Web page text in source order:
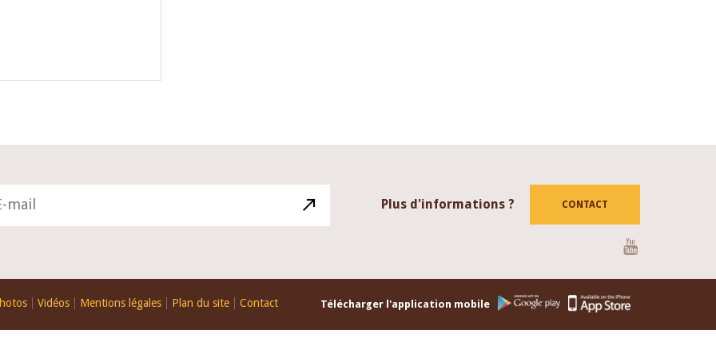
Plus d'informations ? CONTACT
Vidéos Mentions légales Plan du site Contact Télécharger l'application mobile